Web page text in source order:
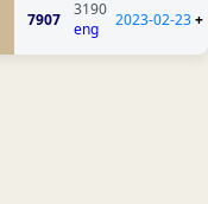
7907
3190
eng
2023-02-23+